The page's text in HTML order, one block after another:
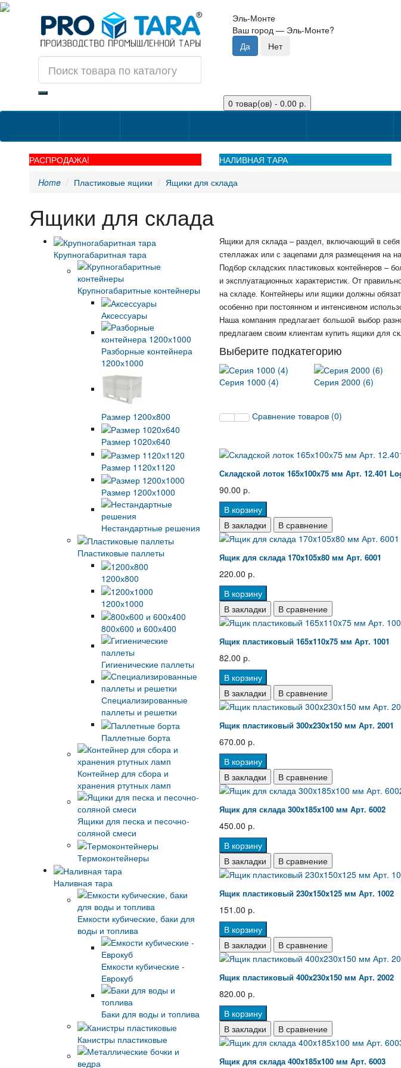
Эль-Монте
Ваш город — Эль-Монте?
0 товар(ов) - 0.00 р.
РАСПРОДАЖА! НАЛИВНАЯ ТАРА
Home
Пластиковые ящики Ящики для склада
Ящики для склада
Крупногабаритная тара
Крупногабаритные контейнеры
Аксессуары
Разборные контейнера
1200х1000
Размер 1200х800
Размер 1020х640
Размер 1120х1120
Размер 1200х1000
Нестандартные решения
Пластиковые паллеты
1200х800
1200х1000
800х600 и 600х400
Гигиенические паллеты
Специализированные
паллеты и решетки
Паллетные борта
Контейнер для сбора и
хранения ртутных ламп
Ящики для песка и песочно-
соляной смеси
Термоконтейнеры
Наливная тара
Емкости кубические, баки для
воды и топлива
Емкости кубические -
Еврокуб
Баки для воды и топлива
Канистры пластиковые
Ящики для склада – раздел, включающий в себя
стеллажах или с зацепами для размещения на
Подбор складских пластиковых контейнеров –
и эксплуатационных характеристик. От
на складе. Контейнеры или ящики должны
особенно при постоянном и интенсивном
Наша компания предлагает большой выбор
предлагаем своим клиентам купить ящики для
Выберите подкатегорию
Серия 1000 (4) Серия 2000 (6)
Сравнение товаров (0)
Складской лоток 165х100х75 мм Арт. 12.401
90.00 р.
В корзину
В закладки
В сравнение
Ящик для склада 170x105x80 мм Арт. 6001
220.00 р.
В корзину
В закладки
В сравнение
Ящик пластиковый 165x110x75 мм Арт. 1001
82.00 р.
В корзину
В закладки
В сравнение
Ящик пластиковый 300x230x150 мм Арт. 2001
670.00 р.
В корзину
В закладки
В сравнение
Ящик для склада 300x185x100 мм Арт. 6002
450.00 р.
В корзину
В закладки
В сравнение
Ящик пластиковый 230x150x125 мм Арт. 1002
151.00 р.
В корзину
В закладки
В сравнение
Ящик пластиковый 400x230x150 мм Арт. 2002
820.00 р.
В корзину
В закладки
В сравнение
Ящик для склада 400x185x100 мм Арт. 6003